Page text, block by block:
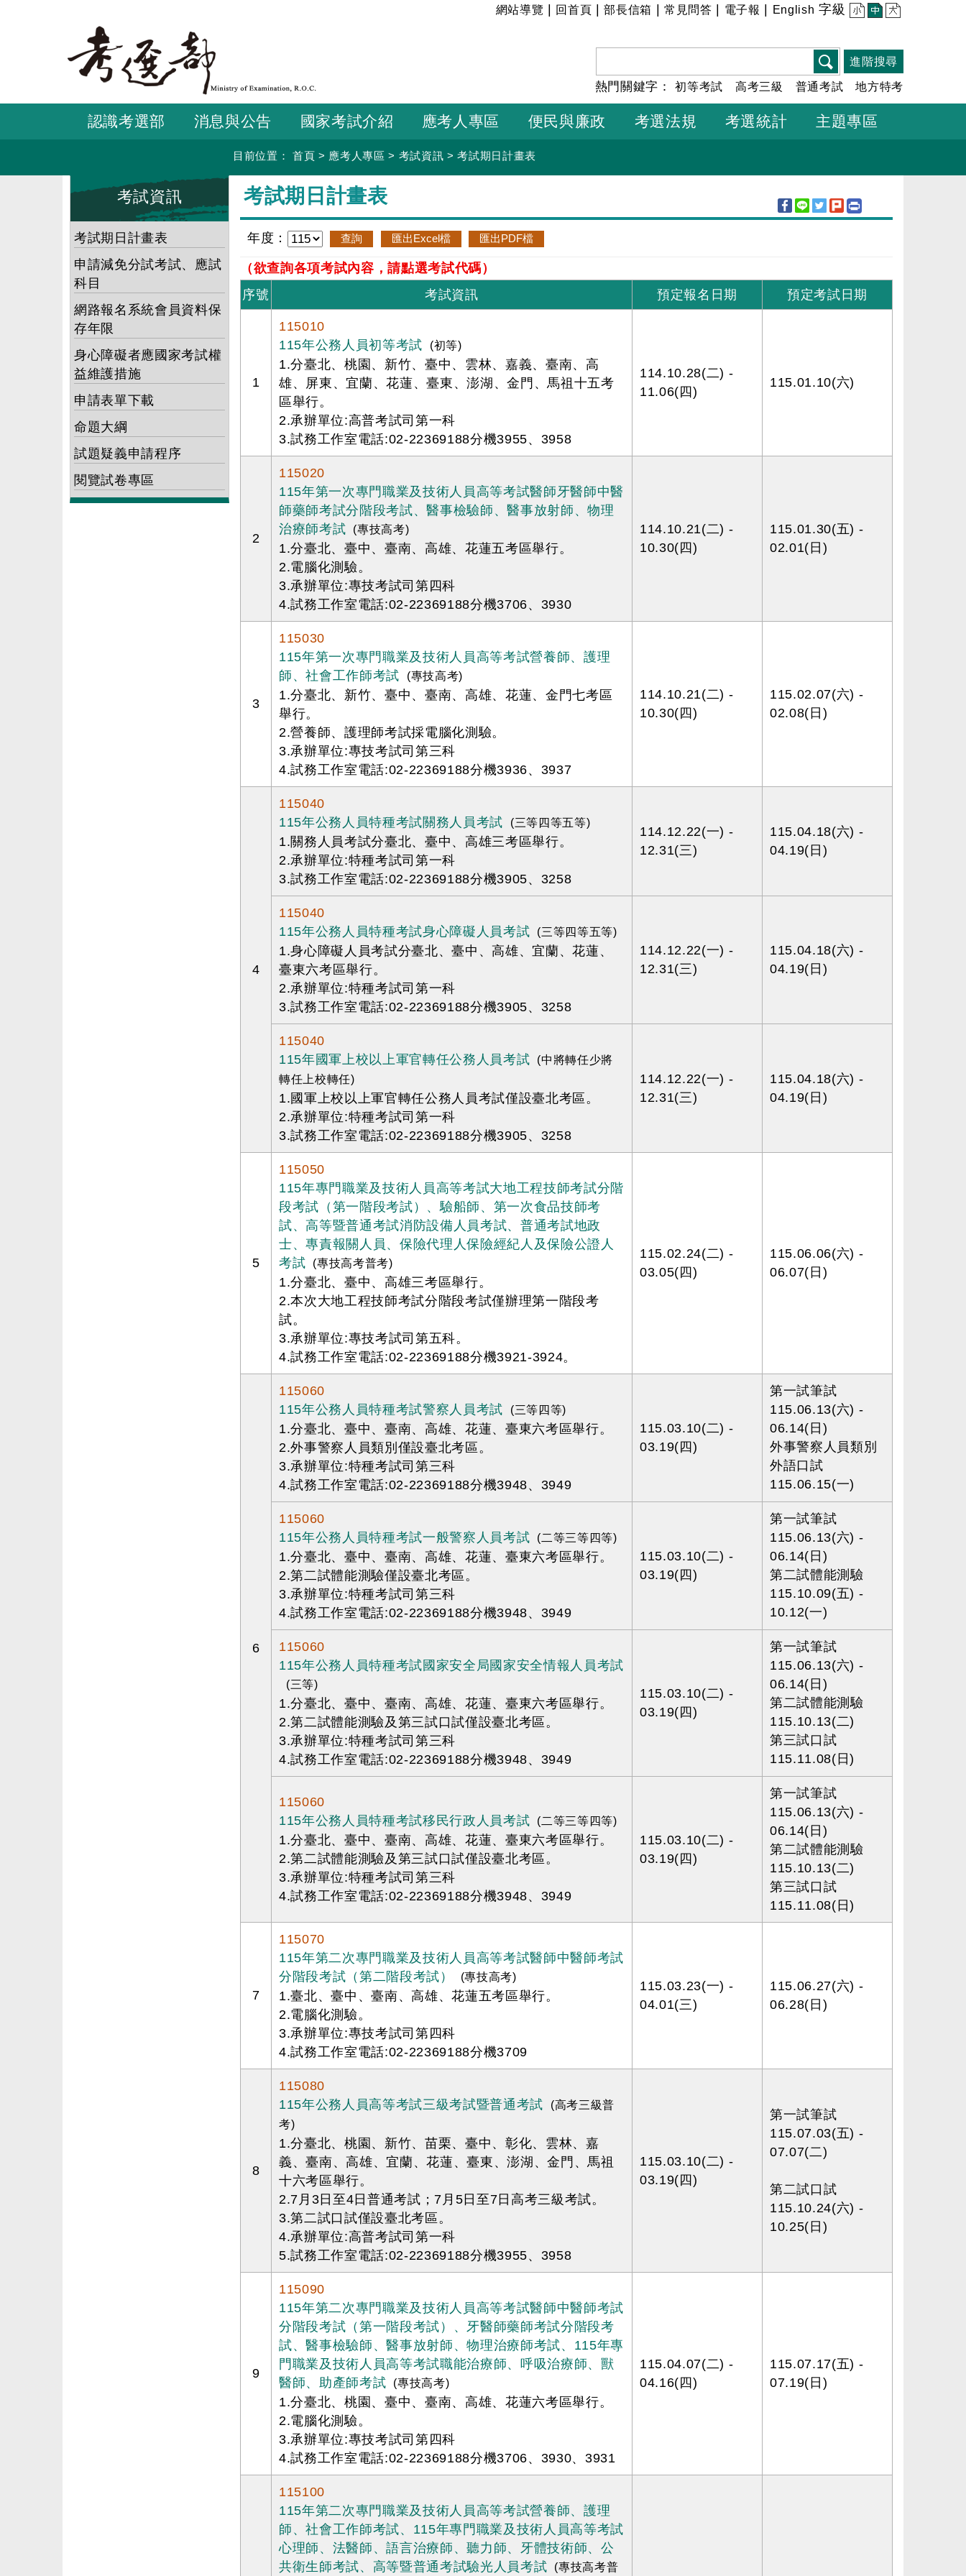
要
容
:::
網站導覽 回首頁 |部長信箱 常見問答 電子報 English 字級 小 中 大
進階搜尋
熱門關鍵字：初等考試 高考三級 普通考試 地方特考
認識考選部 消息與公告 國家考試介紹 應考人專區 便民與廉政 考選法規 考選統計 主題專區
目前位置： 首頁 > 應考人專區 > 考試資訊 >考試期日計畫表
考試資訊
考試期日計畫表
申請減免分試考試、應試
科目
網路報名系統會員資料保
存年限
身心障礙者應國家考試權
益維護措施
申請表單下載
命題大綱
試題疑義申請程序
閱覽試卷專區
考試期日計畫表
年度：
（欲查詢各項考試內容，請點選考試代碼）
序號
考試資訊 預定報名日期 預定考試日期
1
115010
115年公務人員初等考試
(初等)
1.分臺北、桃園、新竹、臺中、雲林、嘉義、臺南、高
雄、屏東、宜蘭、花蓮、臺東、澎湖、金門、馬祖十五考
區舉行。
2.承辦單位:高普考試司第一科
3.試務工作室電話:02-22369188分機3955、3958
114.10.28(二) -
11.06(四)
115.01.10(六)
2
115020
115年第一次專門職業及技術人員高等考試醫師牙醫師中醫
師藥師考試分階段考試、醫事檢驗師、醫事放射師、物理
治療師考試
(專技高考)
1.分臺北、臺中、臺南、高雄、花蓮五考區舉行。
2.電腦化測驗。
3.承辦單位:專技考試司第四科
4.試務工作室電話:02-22369188分機3706、3930
114.10.21(二) -
10.30(四)
115.01.30(五) -
02.01(日)
3
115030
115年第一次專門職業及技術人員高等考試營養師、護理
師、社會工作師考試
(專技高考)
1.分臺北、新竹、臺中、臺南、高雄、花蓮、金門七考區
舉行。
2.營養師、護理師考試採電腦化測驗。
3.承辦單位:專技考試司第三科
4.試務工作室電話:02-22369188分機3936、3937
114.10.21(二) -
10.30(四)
115.02.07(六) -
02.08(日)
4
115040
115年公務人員特種考試關務人員考試
(三等四等五等)
1.關務人員考試分臺北、臺中、高雄三考區舉行。
2.承辦單位:特種考試司第一科
3.試務工作室電話:02-22369188分機3905、3258
114.12.22(一) -
12.31(三)
115.04.18(六) -
04.19(日)
115040
115年公務人員特種考試身心障礙人員考試
(三等四等五等)
1.身心障礙人員考試分臺北、臺中、高雄、宜蘭、花蓮、
臺東六考區舉行。
2.承辦單位:特種考試司第一科
3.試務工作室電話:02-22369188分機3905、3258
114.12.22(一) -
12.31(三)
115.04.18(六) -
04.19(日)
115040
115年國軍上校以上軍官轉任公務人員考試
(中將轉任少將
轉任上校轉任)
1.國軍上校以上軍官轉任公務人員考試僅設臺北考區。
2.承辦單位:特種考試司第一科
3.試務工作室電話:02-22369188分機3905、3258
114.12.22(一) -
12.31(三)
115.04.18(六) -
04.19(日)
5
115050
115年專門職業及技術人員高等考試大地工程技師考試分階
段考試（第一階段考試）、驗船師、第一次食品技師考
試、高等暨普通考試消防設備人員考試、普通考試地政
士、專責報關人員、保險代理人保險經紀人及保險公證人
考試
(專技高考普考)
1.分臺北、臺中、高雄三考區舉行。
2.本次大地工程技師考試分階段考試僅辦理第一階段考
試。
3.承辦單位:專技考試司第五科。
4.試務工作室電話:02-22369188分機3921-3924。
115.02.24(二) -
03.05(四)
115.06.06(六) -
06.07(日)
6
115060
115年公務人員特種考試警察人員考試
(三等四等)
1.分臺北、臺中、臺南、高雄、花蓮、臺東六考區舉行。
2.外事警察人員類別僅設臺北考區。
3.承辦單位:特種考試司第三科
4.試務工作室電話:02-22369188分機3948、3949
115.03.10(二) -
03.19(四)
第一試筆試
115.06.13(六) -
06.14(日)
外事警察人員類別
外語口試
115.06.15(一)
115060
115年公務人員特種考試一般警察人員考試
(二等三等四等)
1.分臺北、臺中、臺南、高雄、花蓮、臺東六考區舉行。
2.第二試體能測驗僅設臺北考區。
3.承辦單位:特種考試司第三科
4.試務工作室電話:02-22369188分機3948、3949
115.03.10(二) -
03.19(四)
第一試筆試
115.06.13(六) -
06.14(日)
第二試體能測驗
115.10.09(五) -
10.12(一)
115060
115年公務人員特種考試國家安全局國家安全情報人員考試
(三等)
1.分臺北、臺中、臺南、高雄、花蓮、臺東六考區舉行。
2.第二試體能測驗及第三試口試僅設臺北考區。
3.承辦單位:特種考試司第三科
4.試務工作室電話:02-22369188分機3948、3949
115.03.10(二) -
03.19(四)
第一試筆試
115.06.13(六) -
06.14(日)
第二試體能測驗
115.10.13(二)
第三試口試
115.11.08(日)
115060
115年公務人員特種考試移民行政人員考試
(二等三等四等)
1.分臺北、臺中、臺南、高雄、花蓮、臺東六考區舉行。
2.第二試體能測驗及第三試口試僅設臺北考區。
3.承辦單位:特種考試司第三科
4.試務工作室電話:02-22369188分機3948、3949
115.03.10(二) -
03.19(四)
第一試筆試
115.06.13(六) -
06.14(日)
第二試體能測驗
115.10.13(二)
第三試口試
115.11.08(日)
7
115070
115年第二次專門職業及技術人員高等考試醫師中醫師考試
分階段考試（第二階段考試）
(專技高考)
1.臺北、臺中、臺南、高雄、花蓮五考區舉行。
2.電腦化測驗。
3.承辦單位:專技考試司第四科
4.試務工作室電話:02-22369188分機3709
115.03.23(一) -
04.01(三)
115.06.27(六) -
06.28(日)
8
115080
115年公務人員高等考試三級考試暨普通考試
(高考三級普
考)
1.分臺北、桃園、新竹、苗栗、臺中、彰化、雲林、嘉
義、臺南、高雄、宜蘭、花蓮、臺東、澎湖、金門、馬祖
十六考區舉行。
2.7月3日至4日普通考試；7月5日至7日高考三級考試。
3.第二試口試僅設臺北考區。
4.承辦單位:高普考試司第一科
5.試務工作室電話:02-22369188分機3955、3958
115.03.10(二) -
03.19(四)
第一試筆試
115.07.03(五) -
07.07(二)
第二試口試
115.10.24(六) -
10.25(日)
9
115090
115年第二次專門職業及技術人員高等考試醫師中醫師考試
分階段考試（第一階段考試）、牙醫師藥師考試分階段考
試、醫事檢驗師、醫事放射師、物理治療師考試、115年專
門職業及技術人員高等考試職能治療師、呼吸治療師、獸
醫師、助產師考試
(專技高考)
1.分臺北、桃園、臺中、臺南、高雄、花蓮六考區舉行。
2.電腦化測驗。
3.承辦單位:專技考試司第四科
4.試務工作室電話:02-22369188分機3706、3930、3931
115.04.07(二) -
04.16(四)
115.07.17(五) -
07.19(日)
115100
115年第二次專門職業及技術人員高等考試營養師、護理
師、社會工作師考試、115年專門職業及技術人員高等考試
心理師、法醫師、語言治療師、聽力師、牙體技術師、公
共衛生師考試、高等暨普通考試驗光人員考試
(專技高考普